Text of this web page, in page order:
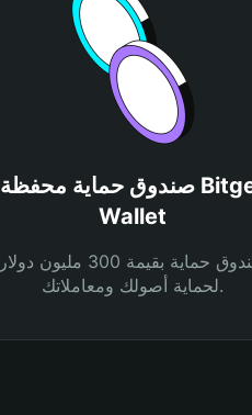
صندوق حماية محفظة Bitget
Wallet
صندوق حماية بقيمة 300 مليون دولار
لحماية أصولك ومعاملاتك.